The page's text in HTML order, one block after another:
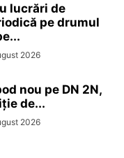
lucrări de
pe drumul
2026
nou pe DN 2N,
de...
2026